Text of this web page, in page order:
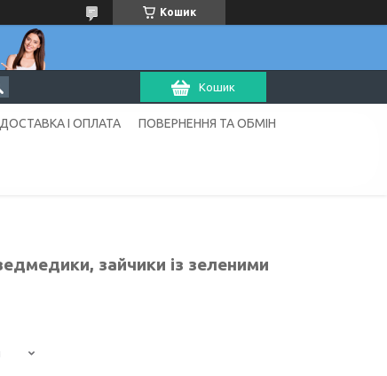
Кошик
Кошик
ДОСТАВКА І ОПЛАТА ПОВЕРНЕННЯ ТА ОБМІН
зайчики із зеленими